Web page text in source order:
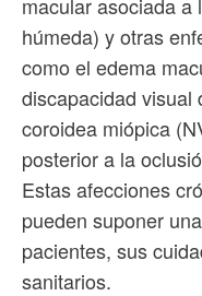
húmeda) y otras
como el edema
discapacidad visual
coroidea miópica
posterior a la
Estas afecciones
pueden suponer
pacientes, sus
sanitarios.